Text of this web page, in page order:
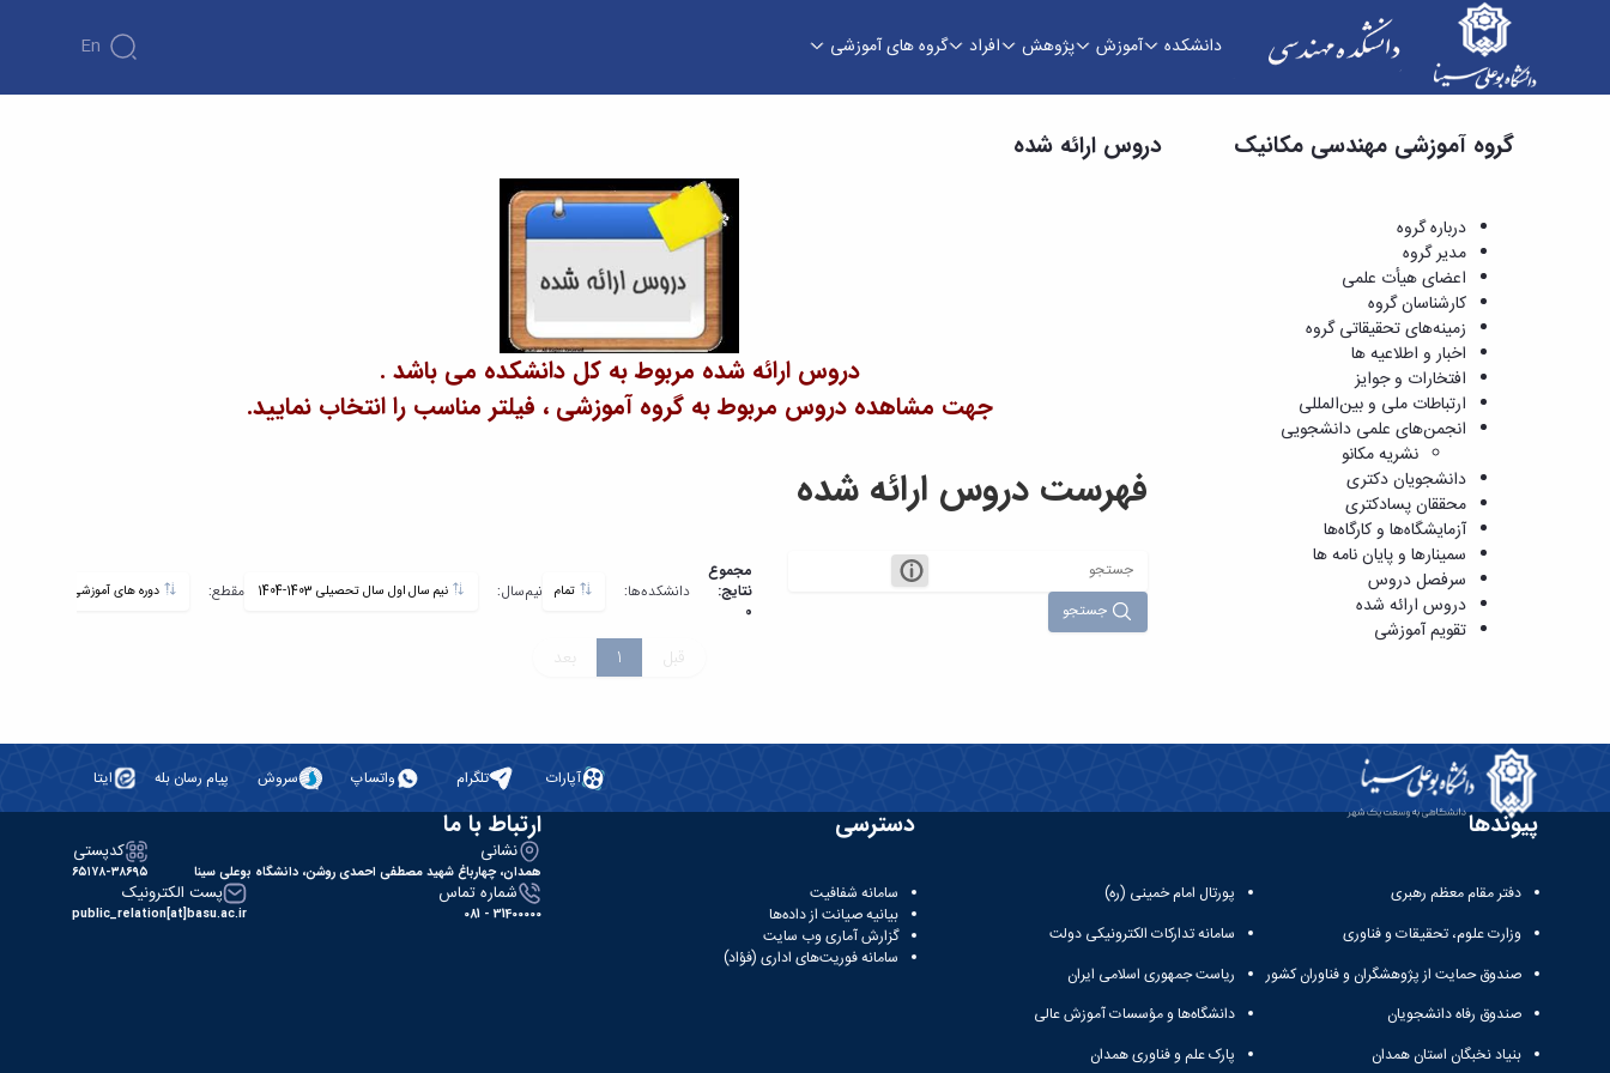
دانشکده آموزش پژوهش افراد گروه های آموزشی En
دروس ارائه شده - دانشکده فنی و مهندسی
گروه آموزشی مهندسی مکانیک
درباره گروه
مدیر گروه
اعضای هیأت علمی
کارشناسان گروه
زمینه‌های تحقیقاتی گروه
اخبار و اطلاعیه ها
افتخارات و جوایز
ارتباطات ملی و بین‌المللی
انجمن‌های علمی دانشجویی
نشریه مکانو
دانشجویان دکتری
محققان پسادکتری
آزمایشگاه‌ها و کارگاه‌ها
سمینارها و پایان نامه ها
سرفصل دروس
دروس ارائه شده
تقویم آموزشی
دروس ارائه شده
دروس ارائه شده مربوط به کل دانشکده می باشد .
جهت مشاهده دروس مربوط به گروه آموزشی ، فیلتر مناسب را انتخاب نمایید.
فهرست دروس ارائه شده
جستجو
مجموع
نتایج:
0
دانشکده‌ها: نیم‌سال: نیم سال اول سال تحصیلی 1403-1404 مقطع:
قبل 1 بعد
آپارات تلگرام واتساپ سروش پیام رسان بله ایتا
پیوندها
دفتر مقام معظم رهبری
وزارت علوم، تحقیقات و فناوری
صندوق حمایت از پژوهشگران و فناوران کشور
صندوق رفاه دانشجویان
بنیاد نخبگان استان همدان
پورتال امام خمینی (ره)
سامانه تدارکات الکترونیکی دولت
ریاست جمهوری اسلامی ایران
دانشگاه‌ها و مؤسسات آموزش عالی
پارک علم و فناوری همدان
دسترسی
سامانه شفافیت
بیانیه صیانت از داده‌ها
گزارش آماری وب‌ سایت
سامانه فوریت‌های اداری (فؤاد)
ارتباط با ما
نشانی
همدان، چهارباغ شهید مصطفی احمدی روشن، دانشگاه بوعلی سینا
کدپستی
۶۵۱۷۸-۳۸۶۹۵
شماره تماس
31400000 - 081
پست الکترونیک
public_relation[at]basu.ac.ir